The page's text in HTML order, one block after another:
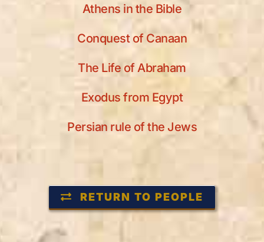
Athens in the Bible
Conquest of Canaan
The Life of Abraham
Exodus from Egypt
Persian rule of the Jews
RETURN TO PEOPLE